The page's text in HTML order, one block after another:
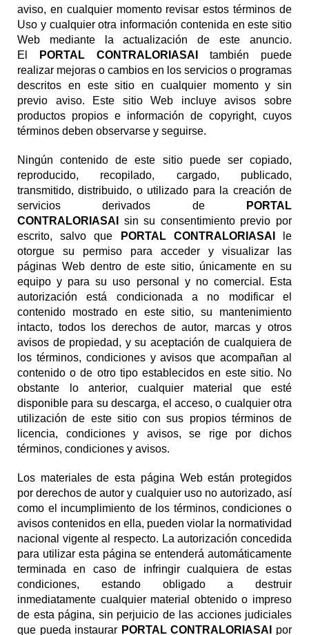
aviso, en cualquier momento revisar estos términos de
Uso y cualquier otra información contenida en este sitio
Web mediante la actualización de este anuncio.
El
PORTAL CONTRALORIASAI también puede
realizar mejoras o cambios en los servicios o programas
descritos en este sitio en cualquier momento y sin
previo aviso. Este sitio Web incluye avisos sobre
productos propios e información de copyright, cuyos
términos deben observarse y seguirse.
Ningún contenido de este sitio puede ser copiado,
reproducido, recopilado, cargado, publicado,
transmitido, distribuido, o utilizado para la creación de
servicios derivados de
PORTAL
CONTRALORIASAI sin su consentimiento previo por
escrito, salvo que
PORTAL CONTRALORIASAI
le
otorgue su permiso para acceder y visualizar las
páginas Web dentro de este sitio, únicamente en su
equipo y para su uso personal y no comercial. Esta
autorización está condicionada a no modificar el
contenido mostrado en este sitio, su mantenimiento
intacto, todos los derechos de autor, marcas y otros
avisos de propiedad, y su aceptación de cualquiera de
los términos, condiciones y avisos que acompañan al
contenido o de otro tipo establecidos en este sitio. No
obstante lo anterior, cualquier material que esté
disponible para su descarga, el acceso, o cualquier otra
utilización de este sitio con sus propios términos de
licencia, condiciones y avisos, se rige por dichos
términos, condiciones y avisos.
Los materiales de esta página Web están protegidos
por derechos de autor y cualquier uso no autorizado, así
como el incumplimiento de los términos, condiciones o
avisos contenidos en ella, pueden violar la normatividad
nacional vigente al respecto. La autorización concedida
para utilizar esta página se entenderá automáticamente
terminada en caso de infringir cualquiera de estas
condiciones, estando obligado a destruir
inmediatamente cualquier material obtenido o impreso
de esta página, sin perjuicio de las acciones judiciales
que pueda instaurar PORTAL CONTRALORIASAI por